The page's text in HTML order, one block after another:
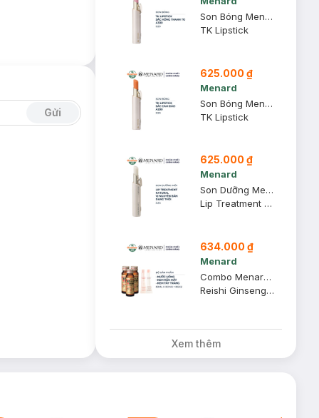
Gửi
Son Bóng Menard TK Màu Hồng Thanh Tú A300 3.2g
TK Lipstick
625.000 ₫
Menard
Son Bóng Menard TK Màu Cam Đào A200 3.2g
TK Lipstick
625.000 ₫
Menard
Son Dưỡng Menard Giàu Ẩm Không Màu 3.2g
Lip Treatment Natural
634.000 ₫
Menard
Combo Menard Nước Uống 50mlx3chai + Kem Rửa Mặt 8g + Kem Tẩy Trang 8g
Reishi Ginseng W Gold + Lisciare Cleansing Cream A + Lisciare Washing Cream A
Xem thêm